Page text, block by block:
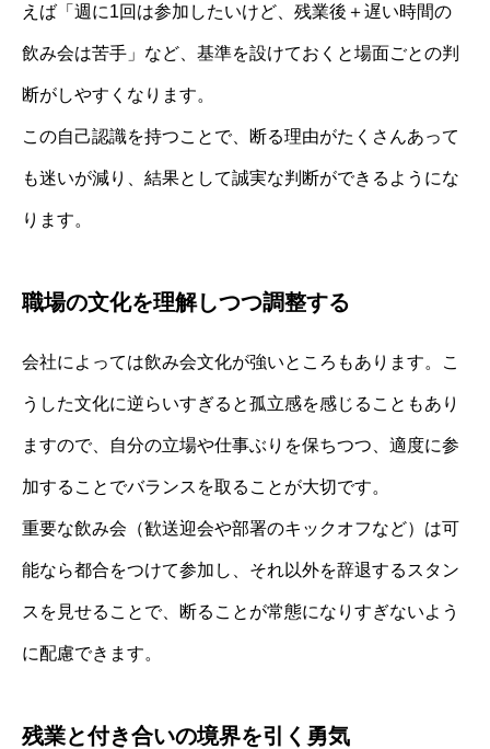
えば「週に1回は参加したいけど、残業後＋遅い時間の
飲み会は苦手」など、基準を設けておくと場面ごとの判
断がしやすくなります。
この自己認識を持つことで、断る理由がたくさんあって
も迷いが減り、結果として誠実な判断ができるようにな
ります。
職場の文化を理解しつつ調整する
会社によっては飲み会文化が強いところもあります。こ
うした文化に逆らいすぎると孤立感を感じることもあり
ますので、自分の立場や仕事ぶりを保ちつつ、適度に参
加することでバランスを取ることが大切です。
重要な飲み会（歓送迎会や部署のキックオフなど）は可
能なら都合をつけて参加し、それ以外を辞退するスタン
スを見せることで、断ることが常態になりすぎないよう
に配慮できます。
残業と付き合いの境界を引く勇気